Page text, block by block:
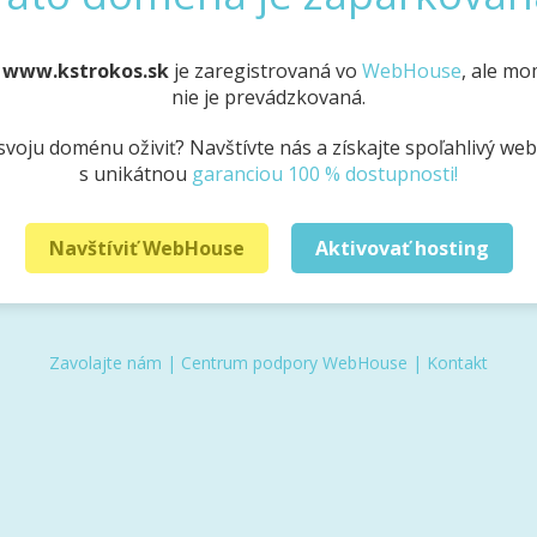
www.kstrokos.sk je zaregistrovaná vo WebHouse, ale
nie je prevádzkovaná.
doménu oživiť? Navštívte nás a získajte spoľahlivý
s unikátnou garanciou 100 % dostupnosti!
Navštíviť WebHouse Aktivovať hosting
Zavolajte nám | Centrum podpory WebHouse | Kontakt